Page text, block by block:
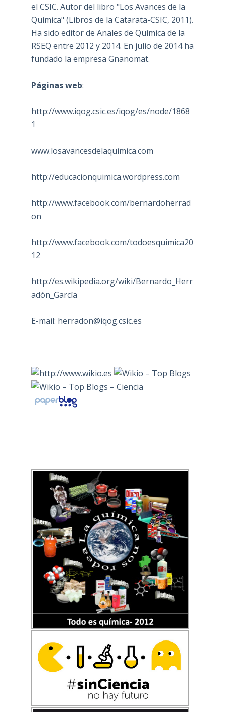
el CSIC. Autor del libro "Los Avances de la
Química" (Libros de la Catarata-CSIC, 2011).
Ha sido editor de Anales de Química de la
RSEQ entre 2012 y 2014. En julio de 2014 ha
fundado la empresa Gnanomat.
Páginas web:
http://www.iqog.csic.es/iqog/es/node/1868
1
www.losavancesdelaquimica.com
http://educacionquimica.wordpress.com
http://www.facebook.com/bernardoherrad
on
http://www.facebook.com/todoesquimica20
12
http://es.wikipedia.org/wiki/Bernardo_Herr
adón_García
E-mail: herradon@iqog.csic.es